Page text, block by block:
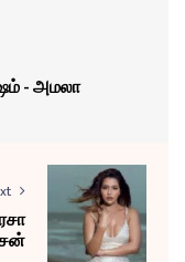
- அமலா